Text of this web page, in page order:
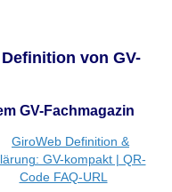
von GV-
GV-Fachmagazin